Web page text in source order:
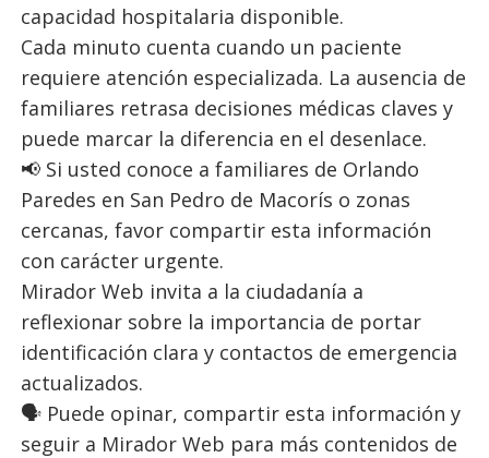
capacidad hospitalaria disponible.
Cada minuto cuenta cuando un paciente
requiere atención especializada. La ausencia de
familiares retrasa decisiones médicas claves y
puede marcar la diferencia en el desenlace.
📢 Si usted conoce a familiares de Orlando
Paredes en San Pedro de Macorís o zonas
cercanas, favor compartir esta información
con carácter urgente.
Mirador Web invita a la ciudadanía a
reflexionar sobre la importancia de portar
identificación clara y contactos de emergencia
actualizados.
🗣️ Puede opinar, compartir esta información y
seguir a Mirador Web para más contenidos de